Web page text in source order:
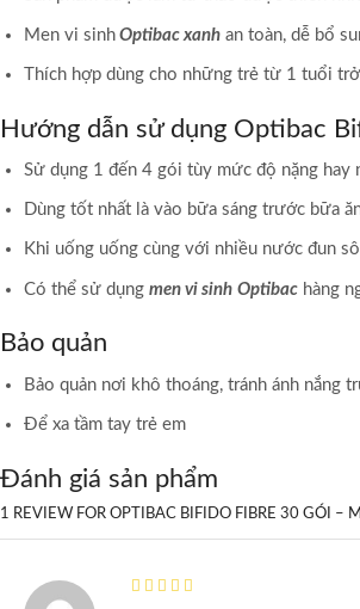
Men vi sinh Optibac xanh an toàn, dễ bổ
Thích hợp dùng cho những trẻ từ 1 tuổi
Hướng dẫn sử dụng Optibac
Sử dụng 1 đến 4 gói tùy mức độ nặng hay
Dùng tốt nhất là vào bữa sáng trước bữa
Khi uống uống cùng với nhiều nước đun
Có thể sử dụng men vi sinh Optibac hàng
Bảo quản
Bảo quản nơi khô thoáng, tránh ánh nắng
Để xa tầm tay trẻ em
Đánh giá sản phẩm
1 REVIEW FOR OPTIBAC BIFIDO FIBRE 30 GÓI –